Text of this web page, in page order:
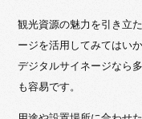
観光資源の魅力を引き立
ージを活用してみてはい
デジタルサイネージなら
も容易です。